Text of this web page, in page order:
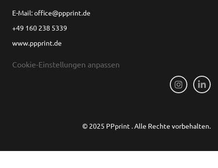
E-Mail: office@ppprint.de
+49 160 238 5339
www.ppprint.de
Cookie-Einstellungen anpassen
© 2025 PPprint . Alle Rechte vorbehalten.